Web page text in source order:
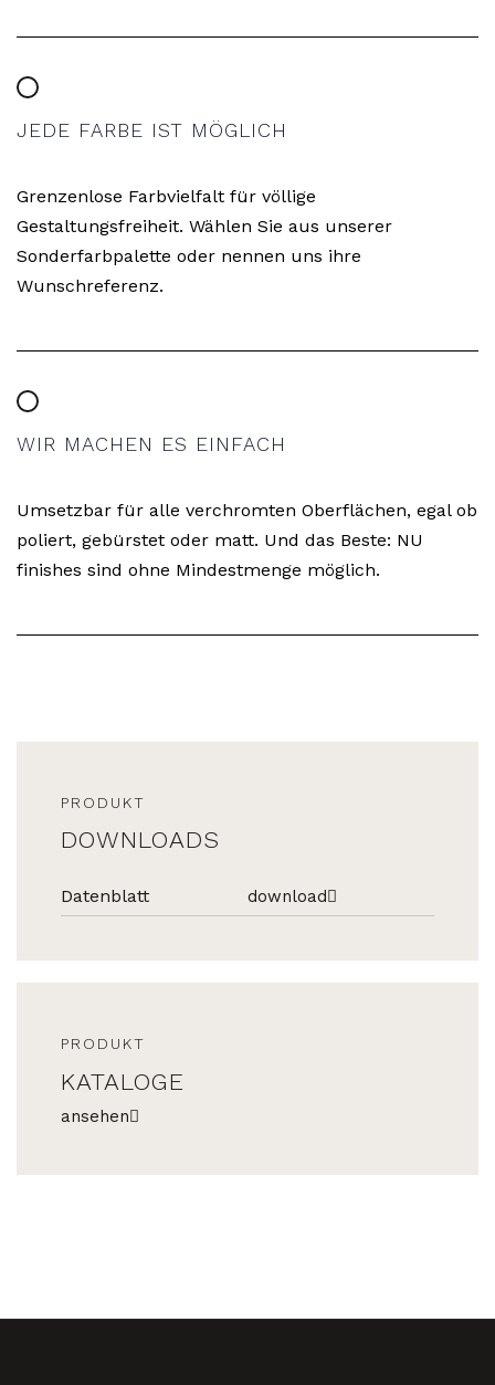
JEDE FARBE IST MÖGLICH
Grenzenlose Farbvielfalt für völlige
Gestaltungsfreiheit. Wählen Sie aus unserer
Sonderfarbpalette oder nennen uns ihre
Wunschreferenz.
WIR MACHEN ES EINFACH
Umsetzbar für alle verchromten Oberflächen, egal ob
poliert, gebürstet oder matt. Und das Beste: NU
finishes sind ohne Mindestmenge möglich.
PRODUKT
DOWNLOADS
Datenblatt download
PRODUKT
KATALOGE
ansehen